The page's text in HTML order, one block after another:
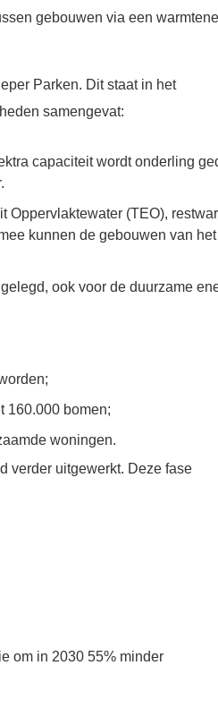
gebouwen via een
Parken. Dit staat in het
samengevat:
capaciteit wordt onderling
Oppervlaktewater (TEO),
kunnen de gebouwen van
ook voor de duurzame
160.000 bomen;
woningen.
verder uitgewerkt. Deze fase
om in 2030 55% minder